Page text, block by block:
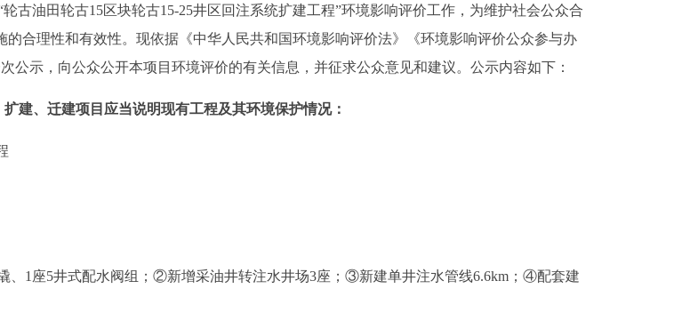
轮古油田轮古15区块轮古15-25井区回注系统扩建工程”环境影响评价工作，为维护社会公众合
合理性和有效性。现依据《中华人民共和国环境影响评价法》《环境影响评价公众参与办
公示，向公众公开本项目环境评价的有关信息，并征求公众意见和建议。公示内容如下：
建、迁建项目应当说明现有工程及其环境保护情况：
、 1 座5井式配水阀组；②新增采油井转注水井场3座；③新建单井注水管线6.6km ；④配套建